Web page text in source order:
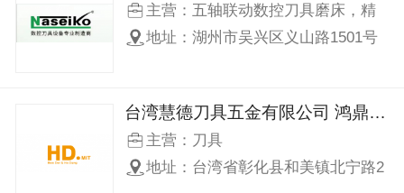
主营：五轴联动数控刀具磨床，精
密砂轮修整机，四轴数控刀具磨床
地址：湖州市吴兴区义山路1501号
台湾慧德刀具五金有限公司 鸿鼎（东莞）切削工具有限公司
主营：刀具
地址：台湾省彰化县和美镇北宁路2